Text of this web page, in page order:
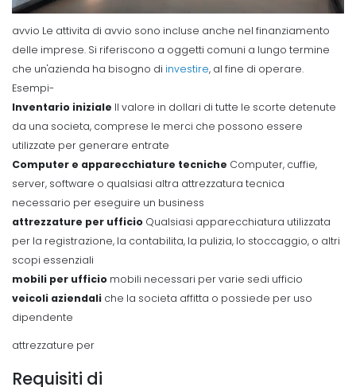
avvio Le attivita di avvio sono incluse anche nel finanziamento
delle imprese. Si riferiscono a oggetti comuni a lungo termine
che un'azienda ha bisogno di investire, al fine di operare.
Esempi-
Inventario iniziale Il valore in dollari di tutte le scorte detenute
da una societa, comprese le merci che possono essere
utilizzate per generare entrate
Computer e apparecchiature tecniche Computer, cuffie,
server, software o qualsiasi altra attrezzatura tecnica
necessario per eseguire un business
attrezzature per ufficio Qualsiasi apparecchiatura utilizzata
per la registrazione, la contabilita, la pulizia, lo stoccaggio, o altri
scopi essenziali
mobili per ufficio mobili necessari per varie sedi ufficio
veicoli aziendali che la societa affitta o possiede per uso
dipendente
attrezzature per
Requisiti di